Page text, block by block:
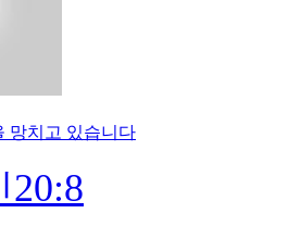
망치고 있습니다
20:8